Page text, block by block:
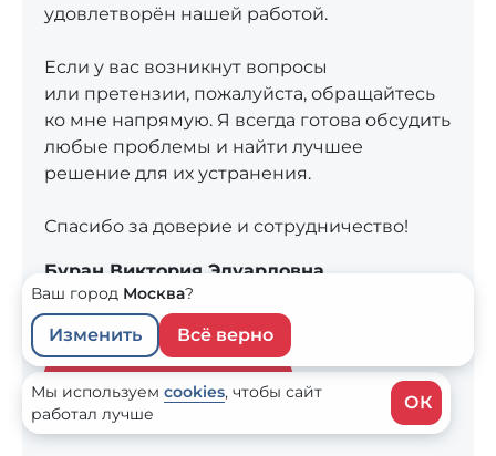
удовлетворён нашей работой.
Если у вас возникнут вопросы
или претензии, пожалуйста, обращайтесь
ко мне напрямую. Я всегда готова обсудить
любые проблемы и найти лучшее
решение для их устранения.
Спасибо за доверие и сотрудничество!
Буран Виктория Эдуардовна
генеральный директор
ООО «Профсанэксперт»
Написать директору
Мы используем cookies, чтобы сайт
работал лучше
ОК
Ваш город Москва?
Изменить Всё верно